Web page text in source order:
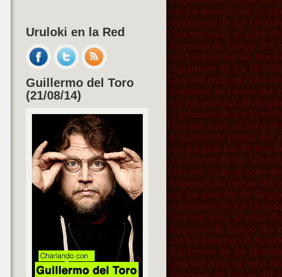
Uruloki en la Red
Guillermo del Toro
(21/08/14)